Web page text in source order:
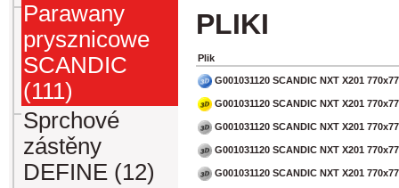
Parawany
prysznicowe
SCANDIC
(111)
Sprchové
zástěny
DEFINE (12)
PLIKI
Plik
G001031120 SCANDIC NXT X201
G001031120 SCANDIC NXT X201
G001031120 SCANDIC NXT X201
G001031120 SCANDIC NXT X201
G001031120 SCANDIC NXT X201